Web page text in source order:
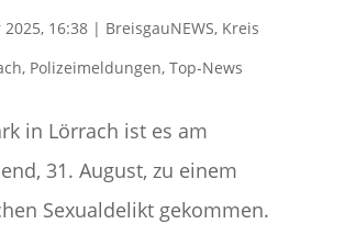
16:38| BreisgauNEWS, Kreis
, Polizeimeldungen, Top-News
in Lörrach ist es am
31. August, zu einem
Sexualdelikt gekommen.